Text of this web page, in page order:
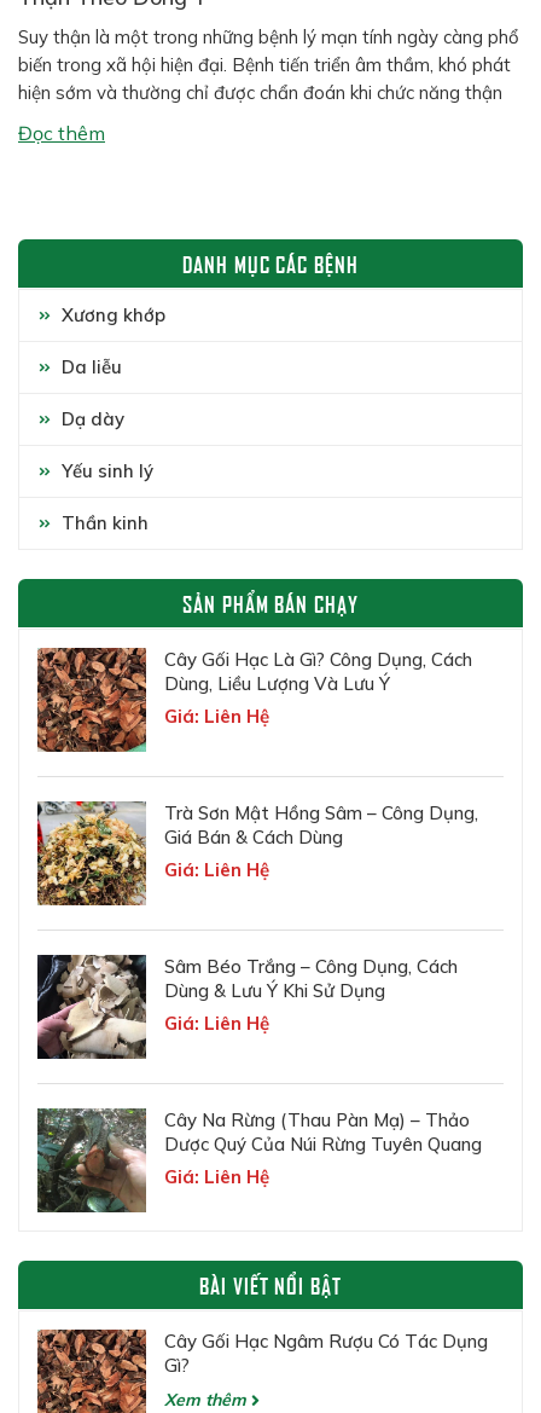
Suy thận là một trong những bệnh lý mạn tính ngày càng phổ
biến trong xã hội hiện đại. Bệnh tiến triển âm thầm, khó phát
hiện sớm và thường chỉ được chẩn đoán khi chức năng thận
đã suy giảm đáng kể. Nhiều người thắc mắc: suy thận có
chữa được không? và theo […]
Đọc thêm
DANH MỤC CÁC BỆNH
Xương khớp
Da liễu
Dạ dày
Yếu sinh lý
Thần kinh
SẢN PHẨM BÁN CHẠY
Cây Gối Hạc Là Gì? Công Dụng, Cách
Dùng, Liều Lượng Và Lưu Ý
Giá: Liên Hệ
Trà Sơn Mật Hồng Sâm – Công Dụng,
Giá Bán & Cách Dùng
Giá: Liên Hệ
Sâm Béo Trắng – Công Dụng, Cách
Dùng & Lưu Ý Khi Sử Dụng
Giá: Liên Hệ
Cây Na Rừng (Thau Pàn Mạ) – Thảo
Dược Quý Của Núi Rừng Tuyên Quang
Giá: Liên Hệ
BÀI VIẾT NỔI BẬT
Cây Gối Hạc Ngâm Rượu Có Tác Dụng
Gì?
Xem thêm